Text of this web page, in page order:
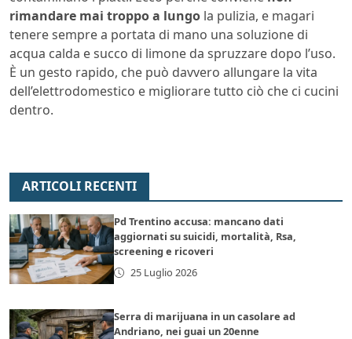
rimandare mai troppo a lungo la pulizia, e magari
tenere sempre a portata di mano una soluzione di
acqua calda e succo di limone da spruzzare dopo l’uso.
È un gesto rapido, che può davvero allungare la vita
dell’elettrodomestico e migliorare tutto ciò che ci cucini
dentro.
ARTICOLI RECENTI
Pd Trentino accusa: mancano dati
aggiornati su suicidi, mortalità, Rsa,
screening e ricoveri
25 Luglio 2026
Serra di marijuana in un casolare ad
Andriano, nei guai un 20enne